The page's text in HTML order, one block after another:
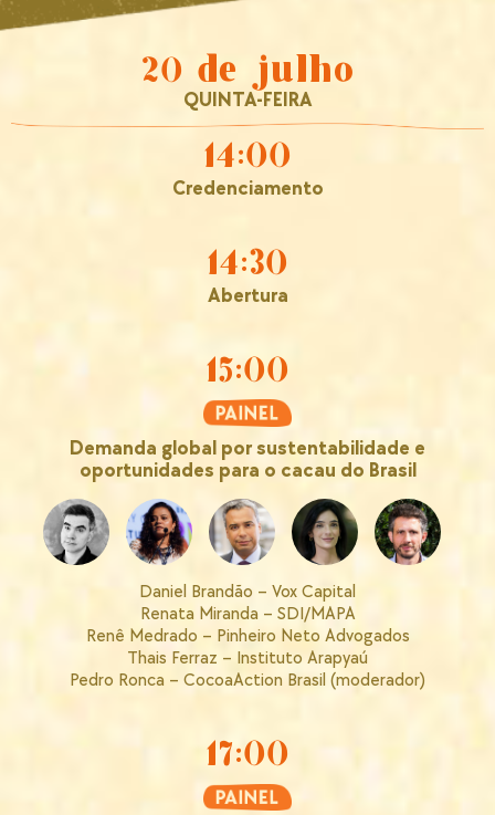
20 de julho
QUINTA-FEIRA
14:00
Credenciamento
14:30
Abertura
15:00
Demanda global por sustentabilidade e
oportunidades para o cacau do Brasil
Daniel Brandão – Vox Capital
Renata Miranda – SDI/MAPA
Renê Medrado – Pinheiro Neto Advogados
Thais Ferraz – Instituto Arapyaú
Pedro Ronca – CocoaAction Brasil (moderador)
17:00